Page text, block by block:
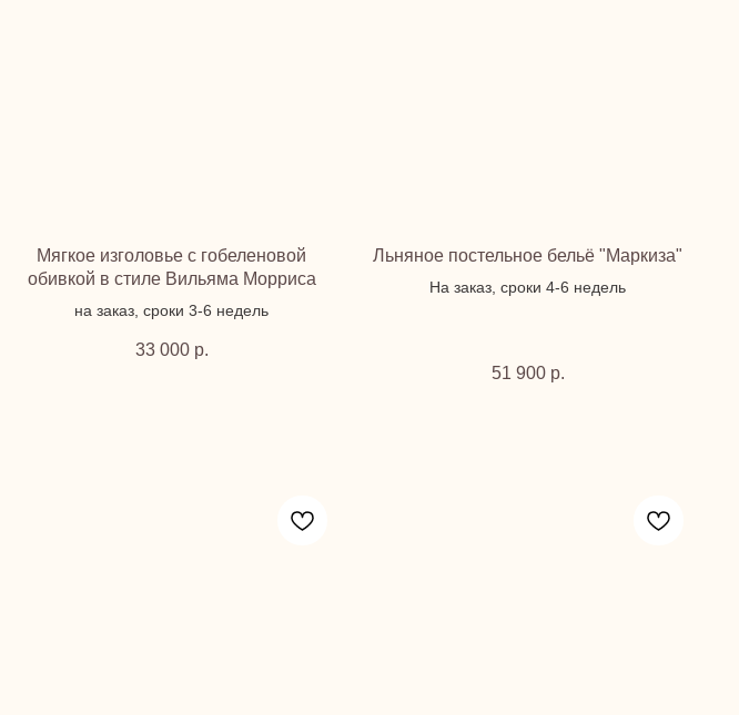
Мягкое изголовье с гобеленовой
обивкой в стиле Вильяма Морриса
на заказ, сроки 3-6 недель
33 000 р.
Льняное постельное бельё "Маркиза"
На заказ, сроки 4-6 недель
51 900 р.